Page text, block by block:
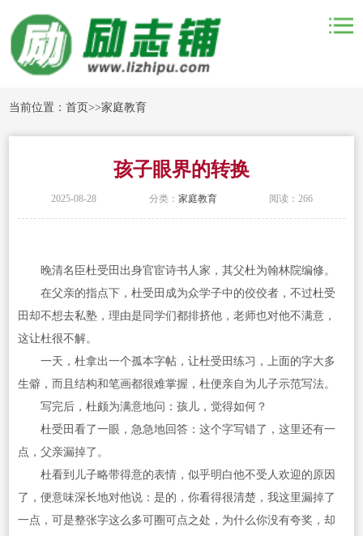
当前位置：首页>>家庭教育
孩子眼界的转换
2025-08-28 分类： 家庭教育 阅读：266
晚清名臣杜受田出身官宦诗书人家，其父杜为翰林院编修。
在父亲的指点下，杜受田成为众学子中的佼佼者，不过杜受
田却不想去私塾，理由是同学们都排挤他，老师也对他不满意，
这让杜很不解。
一天，杜拿出一个孤本字帖，让杜受田练习，上面的字大多
生僻，而且结构和笔画都很难掌握，杜便亲自为儿子示范写法。
写完后，杜颇为满意地问：孩儿，觉得如何？
杜受田看了一眼，急急地回答：这个字写错了，这里还有一
点，父亲漏掉了。
杜看到儿子略带得意的表情，似乎明白他不受人欢迎的原因
了，便意味深长地对他说：是的，你看得很清楚，我这里漏掉了
一点，可是整张字这么多可圈可点之处，为什么你没有夸奖，却